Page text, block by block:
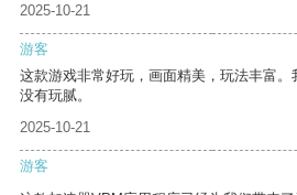
2025-10-21
游客
这款游戏非常好玩，画面精美，玩法丰富
没有玩腻。
2025-10-21
游客